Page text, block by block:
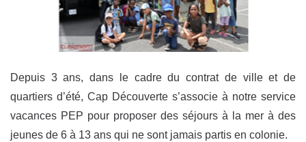
Depuis 3 ans, dans le cadre du contrat de ville et de
quartiers d’été, Cap Découverte s’associe à notre service
vacances PEP pour proposer des séjours à la mer à des
jeunes de 6 à 13 ans qui ne sont jamais partis en colonie.